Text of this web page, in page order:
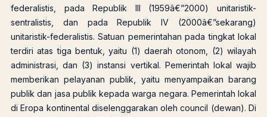
federalistis, pada Republik III (1959â€”2000) unitaristik-
sentralistis, dan pada Republik IV (2000â€”sekarang)
unitaristik-federalistis. Satuan pemerintahan pada tingkat lokal
terdiri atas tiga bentuk, yaitu (1) daerah otonom, (2) wilayah
administrasi, dan (3) instansi vertikal. Pemerintah lokal wajib
memberikan pelayanan publik, yaitu menyampaikan barang
publik dan jasa publik kepada warga negara. Pemerintah lokal
di Eropa kontinental diselenggarakan oleh council (dewan). Di